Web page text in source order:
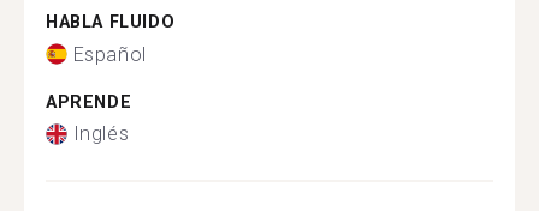
HABLA FLUIDO
Español
APRENDE
Inglés